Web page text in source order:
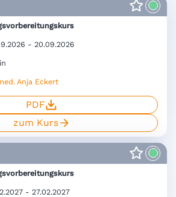
- 20.09.2026
Anja Eckert
PDF
zum Kurs
- 27.02.2027